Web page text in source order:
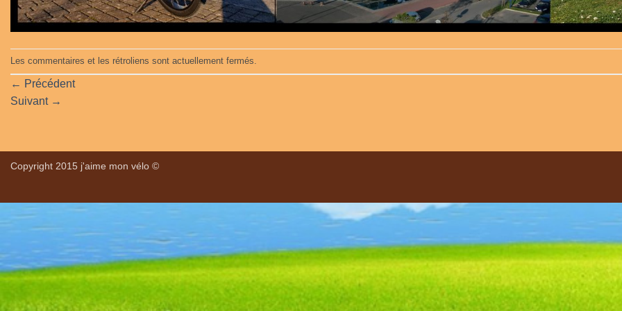
Les commentaires et les rétroliens sont actuellement fermés.
← Précédent
Suivant →
Copyright 2015 j'aime mon vélo ©